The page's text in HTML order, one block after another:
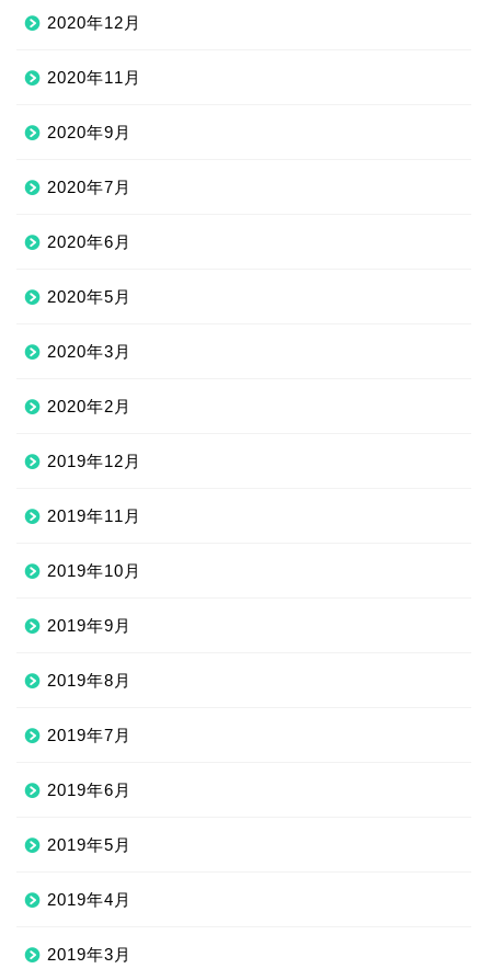
2020年12月
2020年11月
2020年9月
2020年7月
2020年6月
2020年5月
2020年3月
2020年2月
2019年12月
2019年11月
2019年10月
2019年9月
2019年8月
2019年7月
2019年6月
2019年5月
2019年4月
2019年3月